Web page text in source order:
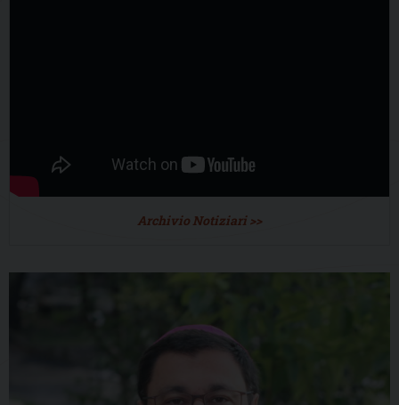
Archivio Notiziari >>